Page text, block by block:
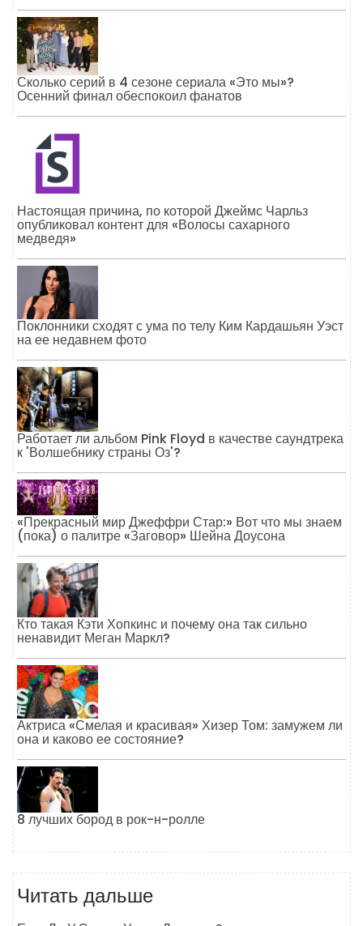
Сколько серий в 4 сезоне сериала «Это мы»?
Осенний финал обеспокоил фанатов
Настоящая причина, по которой Джеймс Чарльз
опубликовал контент для «Волосы сахарного
медведя»
Поклонники сходят с ума по телу Ким Кардашьян Уэст
на ее недавнем фото
Работает ли альбом Pink Floyd в качестве саундтрека
к 'Волшебнику страны Оз'?
«Прекрасный мир Джеффри Стар:» Вот что мы знаем
(пока) о палитре «Заговор» Шейна Доусона
Кто такая Кэти Хопкинс и почему она так сильно
ненавидит Меган Маркл?
Актриса «Смелая и красивая» Хизер Том: замужем ли
она и каково ее состояние?
8 лучших бород в рок-н-ролле
Читать дальше